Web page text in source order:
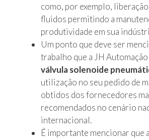
como, por exemplo,
fluidos permitindo a
produtividade em sua
Um ponto que deve ser
trabalho que a JH
válvula solenoide
utilização no seu pedido de
obtidos dos fornecedores
recomendados no cenário
internacional.
É importante mencionar que